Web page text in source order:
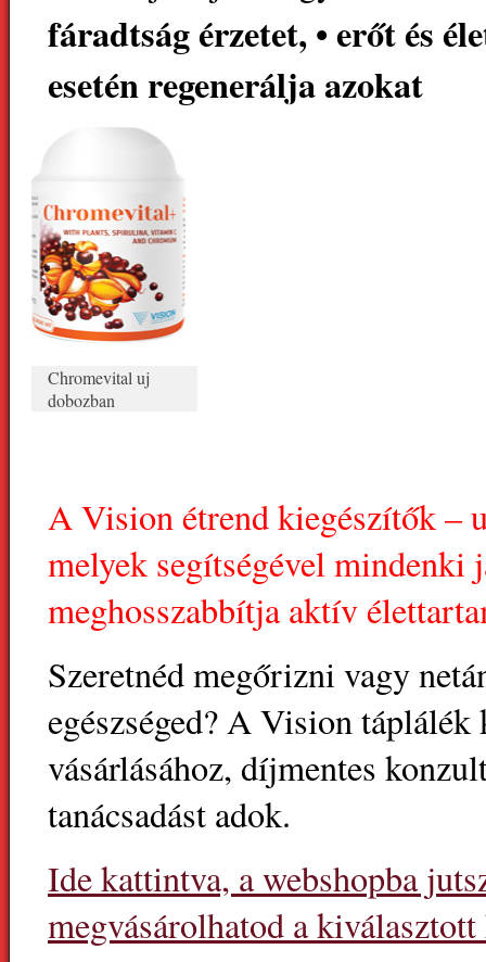
fáradtság érzetet, • erőt és
esetén regenerálja azokat
Chromevital uj
dobozban
A Vision étrend kiegészítők –
melyek segítségével mindenki
meghosszabbítja aktív
Szeretnéd megőrizni vagy
egészséged? A Vision
vásárlásához, díjmentes
tanácsadást adok.
Ide kattintva, a webshopba
megvásárolhatod a